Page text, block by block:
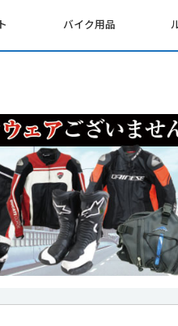
バイク用品